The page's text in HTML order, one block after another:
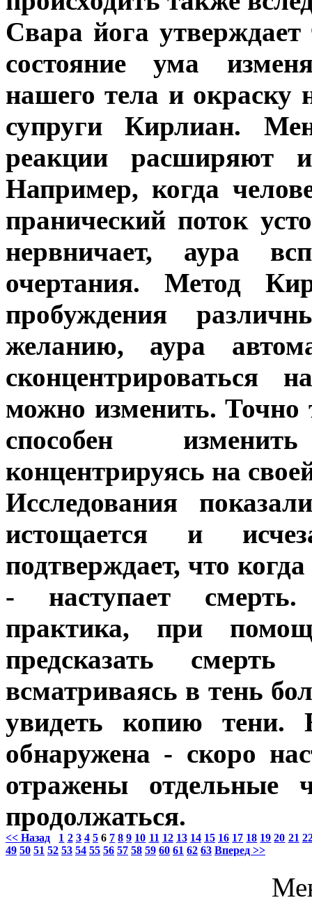
Свара йога
состояние ума
нашего тела и окраску
супруги Кирлиан.
реакции расширяют
Например, когда
пранический поток
нервничает, аура
очертания. Метод
пробуждения
желанию, аура
сконцентрироваться
можно изменить.
способен
концентрируясь на
Исследования
истощается и
подтверждает, что
- наступает смерть.
практика, при
предсказать
всматриваясь в тень
увидеть копию тени.
обнаружена - скоро
отражены отдельные
продолжаться.
<< Назад 1 2 3 4 5 6 7 8 9 10 11 12 13 14 15 16 17 18 19 20 21
49 50 51 52 53 54 55 56 57 58 59 60 61 62 63 Вперед >>